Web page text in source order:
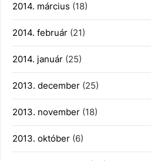
2014. március (18)
2014. február (21)
2014. január (25)
2013. december (25)
2013. november (18)
2013. október (6)